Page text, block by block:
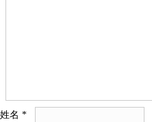
姓名 *